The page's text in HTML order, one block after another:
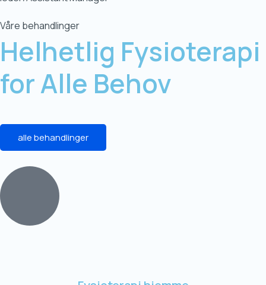
Våre behandlinger
Helhetlig Fysioterapi
forAlle Behov
alle behandlinger